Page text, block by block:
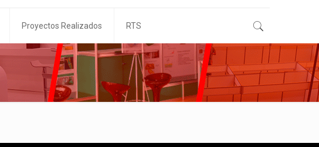
Proyectos Realizados RTS